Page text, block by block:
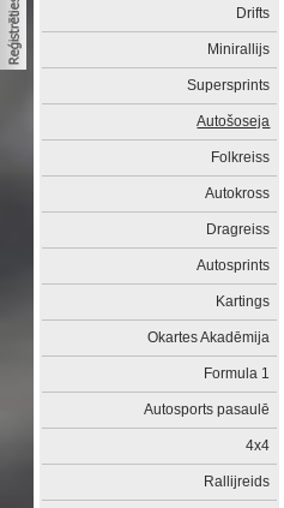
Drifts
Minirallijs
Supersprints
Autošoseja
Folkreiss
Autokross
Dragreiss
Autosprints
Kartings
Okartes Akadēmija
Formula 1
Autosports pasaulē
4x4
Rallijreids